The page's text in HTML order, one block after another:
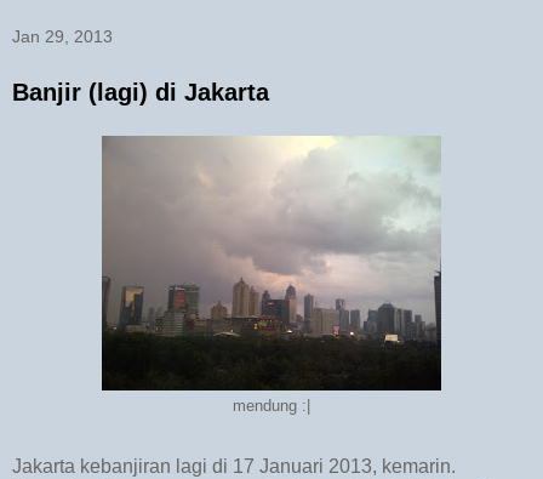
Jan 29, 2013
Banjir (lagi) di Jakarta
mendung :|
Jakarta kebanjiran lagi di 17 Januari 2013, kemarin.